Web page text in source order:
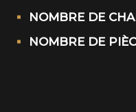
NOMBRE DE
NOMBRE DE